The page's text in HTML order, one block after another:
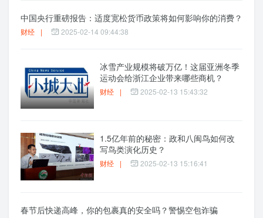
中国央行重磅报告：适度宽松货币政策将如何影响你的消费？
财经 | 2025-02-14 09:44:38
冰雪产业规模将破万亿！这届亚洲冬季
运动会给浙江企业带来哪些商机？
财经 | 2025-02-13 15:43:32
1.5亿年前的秘密：政和八闽鸟如何改
写鸟类演化历史？
财经 | 2025-02-13 15:16:41
春节后快递高峰，你的包裹真的安全吗？警惕空包诈骗